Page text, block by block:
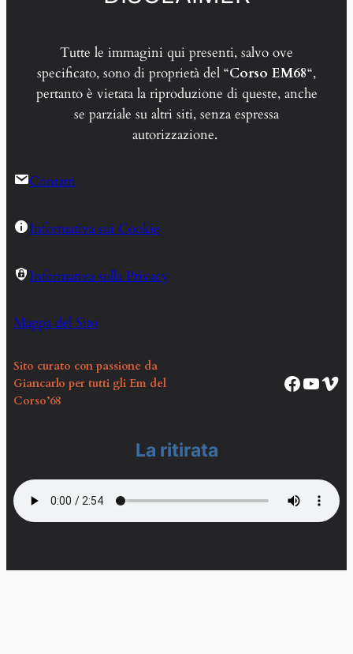
Tutte le immagini qui presenti, salvo ove
specificato, sono di proprietà del “Corso EM68“,
pertanto è vietata la riproduzione di queste, anche
se parziale su altri siti, senza espressa
autorizzazione.
Contatti
Informativa sui Cookie
Informativa sulla Privacy
Mappa del Sito
Sito curato con passione da
Giancarlo per tutti gli Em del
Corso’68
Pagina Facebook Corso EM68
Canale YouTube Corso EM68
La ritirata